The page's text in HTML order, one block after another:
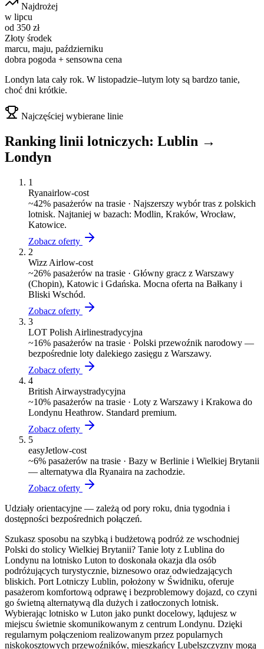
Najdrożej
w lipcu
od 350 zł
Złoty środek
marcu, maju, październiku
dobra pogoda + sensowna cena
Londyn lata cały rok. W listopadzie–lutym loty są bardzo tanie,
choć dni krótkie.
Najczęściej wybierane linie
Ranking linii lotniczych: Lublin →
Londyn
1
Ryanairlow-cost
~42% pasażerów na trasie · Najszerszy wybór tras z polskich
lotnisk. Najtaniej w bazach: Modlin, Kraków, Wrocław,
Katowice.
Zobacz oferty
2
Wizz Airlow-cost
~26% pasażerów na trasie · Główny gracz z Warszawy
(Chopin), Katowic i Gdańska. Mocna oferta na Bałkany i
Bliski Wschód.
Zobacz oferty
3
LOT Polish Airlinestradycyjna
~16% pasażerów na trasie · Polski przewoźnik narodowy —
bezpośrednie loty dalekiego zasięgu z Warszawy.
Zobacz oferty
4
British Airwaystradycyjna
~10% pasażerów na trasie · Loty z Warszawy i Krakowa do
Londynu Heathrow. Standard premium.
Zobacz oferty
5
easyJetlow-cost
~6% pasażerów na trasie · Bazy w Berlinie i Wielkiej Brytanii
— alternatywa dla Ryanaira na zachodzie.
Zobacz oferty
Udziały orientacyjne — zależą od pory roku, dnia tygodnia i
dostępności bezpośrednich połączeń.
Szukasz sposobu na szybką i budżetową podróż ze wschodniej
Polski do stolicy Wielkiej Brytanii? Tanie loty z Lublina do
Londynu na lotnisko Luton to doskonała okazja dla osób
podróżujących turystycznie, biznesowo oraz odwiedzających
bliskich. Port Lotniczy Lublin, położony w Świdniku, oferuje
pasażerom komfortową odprawę i bezproblemowy dojazd, co czyni
go świetną alternatywą dla dużych i zatłoczonych lotnisk.
Wybierając lotnisko w Luton jako punkt docelowy, lądujesz w
miejscu świetnie skomunikowanym z centrum Londynu. Dzięki
regularnym połączeniom realizowanym przez popularnych
niskokosztowych przewoźników, mieszkańcy Lubelszczyzny mogą